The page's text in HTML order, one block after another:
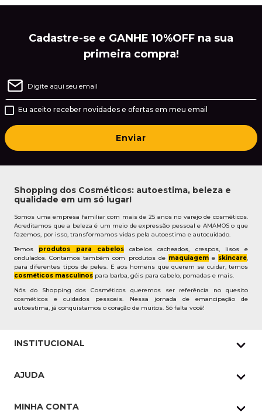
Cadastre-se e GANHE 10%OFF na sua
primeira compra!
Eu aceito receber novidades e ofertas em meu email
Enviar
Shopping dos Cosméticos: autoestima, beleza e
qualidade em um só lugar!
Somos uma empresa familiar com mais de 25 anos no varejo de cosméticos.
Acreditamos que a beleza é um meio de expressão pessoal e AMAMOS o que
fazemos, por isso, transformamos vidas pela autoestima e autocuidado.
Temos produtos para cabeloscabelos cacheados, crespos, lisos e
ondulados. Contamos também com produtos de maquiageme skincare,
para diferentes tipos de peles. E aos homens que querem se cuidar, temos
cosméticos masculinos para barba, géis para cabelo, pomadas e mais.
Nós do Shopping dos Cosméticos queremos ser referência no quesito
cosméticos e cuidados pessoais. Nessa jornada de emancipação de
autoestima, já conquistamos o coração de muitos. Só falta você!
INSTITUCIONAL
Pedidos Whatsapp
AJUDA
MINHA CONTA